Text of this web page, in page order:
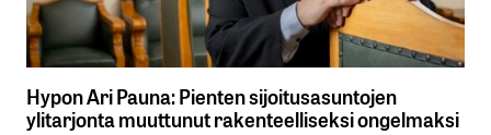
Hypon Ari Pauna: Pienten sijoitusasuntojen
ylitarjonta muuttunut rakenteelliseksi ongelmaksi